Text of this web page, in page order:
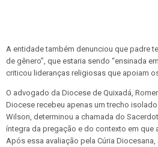
A entidade também denunciou que padre
de gênero”, que estaria sendo “ensinada
criticou lideranças religiosas que apoiam
O advogado da Diocese de Quixadá,
Diocese recebeu apenas um trecho
Wilson, determinou a chamada do
íntegra da pregação e do contexto em que
Após essa avaliação pela Cúria